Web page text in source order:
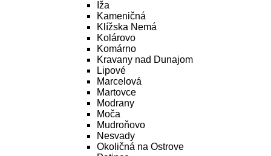
Iža
Kameničná
Klížska Nemá
Kolárovo
Komárno
Kravany nad Dunajom
Lipové
Marcelová
Martovce
Modrany
Moča
Mudroňovo
Nesvady
Okoličná na Ostrove